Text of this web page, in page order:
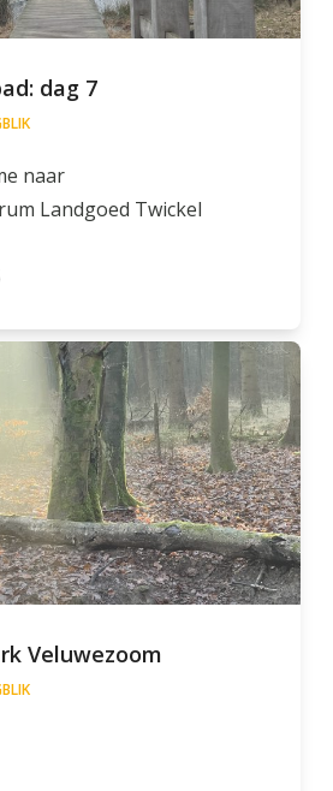
dag 7
naar
Landgoed Twickel
Veluwezoom